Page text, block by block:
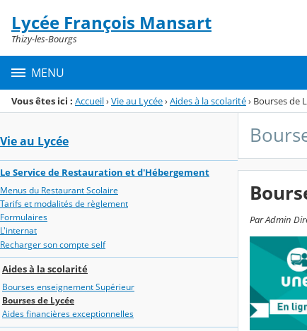
Menu de la rubrique
Contenu
Lycée François Mansart
Thizy-les-Bourgs
MENU
Vous êtes ici : Accueil›Vie au Lycée›Aides à la scolarité› Bourses de
Vie au Lycée
Le Service de Restauration et d'Hébergement
Menus du Restaurant Scolaire
Tarifs et modalités de règlement
Formulaires
L'internat
Recharger son compte self
Aides à la scolarité
Bourses enseignement Supérieur
Bourses de Lycée
Aides financières exceptionnelles
Par Admin